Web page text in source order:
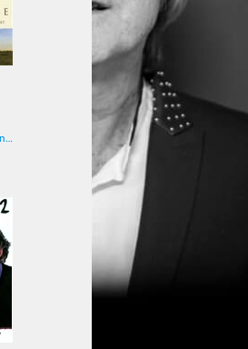
OST, Dario Marianelli, Jean-Yves Thibaudet